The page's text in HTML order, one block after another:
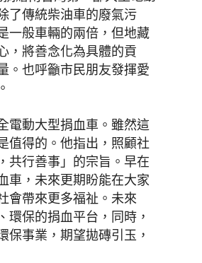
了傳統柴油車的廢氣污
一般車輛的兩倍，但地藏
，將善念化為具體的貢
。也呼籲市民朋友發揮愛
電動大型捐血車。雖然這
值得的。他指出，照顧社
共行善事」的宗旨。早在
車，未來更期盼能在大家
會帶來更多福祉。未來
環保的捐血平台，同時，
事業，期望拋磚引玉，